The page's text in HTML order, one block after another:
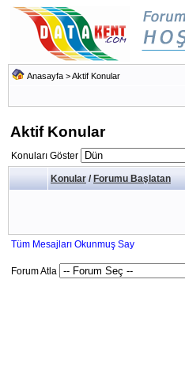
Anasayfa >Aktif Konular
Aktif Konular
Konuları Göster
Konular / Forumu Başlatan
Tüm Mesajları Okunmuş Say
Forum Atla